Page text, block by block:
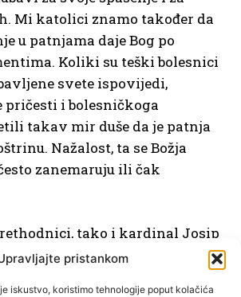
pristankom
iskustvo, koristimo tehnologije poput kolačića
Mi katolici znamo također da
u patnjama daje Bog po
Koliki su teški bolesnici
svete ispovijedi,
pričesti i bolesničkoga
takav mir duše da je patnja
Nažalost, ta se Božja
zanemaruju ili čak
tako i kardinal Josip
Dražen Kutleša ne zaobilaze ovu